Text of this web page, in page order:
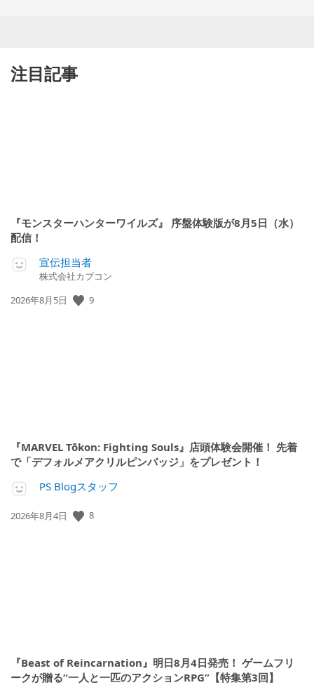
注目記事
『モンスターハンターワイルズ』 序盤体験版が8月5日（水）
配信！
宣伝担当者
株式会社カプコン
公
2026年8月5日 9
『MARVEL Tōkon: Fighting Souls』店頭体験会開催！ 先着
で「デフォルメアクリルピンバッジ」をプレゼント！
PS Blogスタッフ
公
2026年8月4日 8
『Beast of Reincarnation』明日8月4日発売！ ゲームフリ
ークが贈る“一人と一匹のアクションRPG”【特集第3回】